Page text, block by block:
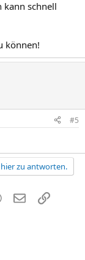
kann schnell
können!
#5
zu antworten.
WhatsApp
E-MailLink